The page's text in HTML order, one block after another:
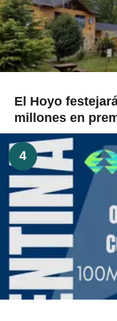
El Hoyo
millones en
4